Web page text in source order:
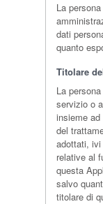
La
dati
quanto
Titolare
La
servizio o
insieme
del
adottati,
relative al
questa
salvo
titolare di